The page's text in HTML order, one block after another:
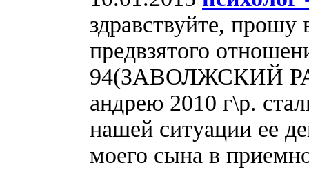
здравствуйте, прошу
предвзятого
94(ЗАВОЛЖСКИЙ
андрею 2010 г\р.
нашей ситуации ее
моего сына в